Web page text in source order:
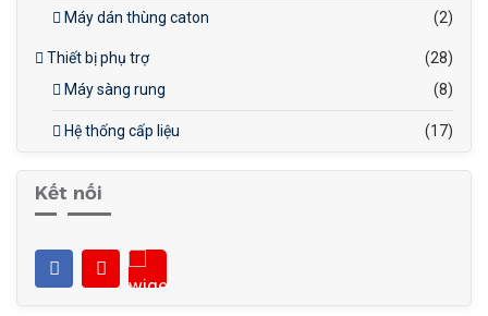
Máy dán thùng caton (2)
Thiết bị phụ trợ
(28)
Máy sàng rung
(8)
Hệ thống cấp liệu (17)
Kết nối